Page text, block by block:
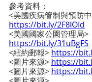
參考資料：
<美國疾病管制與預防
https://bit.ly/2F8lOId
<美國國家公園管理局>
https://bit.ly/31uBgFS
<紐約郵報> https://
<圖片來源> https://
<圖片來源> https://